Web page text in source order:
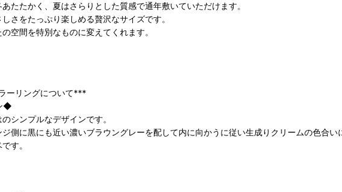
たたかく、夏はさらりとした質感で通年敷いていただけます。
さをたっぷり楽しめる贅沢なサイズです。
空間を特別なものに変えてくれます。
ーリングについて***
◆
シンプルなデザインです。
側に黒にも近い濃いブラウングレーを配して内に向かうに従い生成りクリームの色合
す。